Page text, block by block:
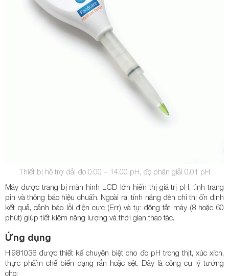
Thiết bị hỗ trợ dải đo 0.00 – 14.00 pH, độ phân giải 0.01 pH
Máy được trang bị màn hình LCD lớn hiển thị giá trị pH, tình trạng
pin và thông báo hiệu chuẩn. Ngoài ra, tính năng đèn chỉ thị ổn định
kết quả, cảnh báo lỗi điện cực (Err) và tự động tắt máy (8 hoặc 60
phút) giúp tiết kiệm năng lượng và thời gian thao tác.
Ứng dụng
HI981036 được thiết kế chuyên biệt cho đo pH trong thịt, xúc xích,
thực phẩm chế biến dạng rắn hoặc sệt. Đây là công cụ lý tưởng
cho: